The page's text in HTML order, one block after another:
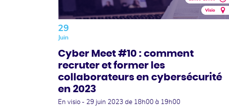
29
Juin
Cyber Meet #10 : comment
recruter et former les
collaborateurs en cybersécurité
en 2023
En visio - 29 juin 2023 de 18h00 à 19h00